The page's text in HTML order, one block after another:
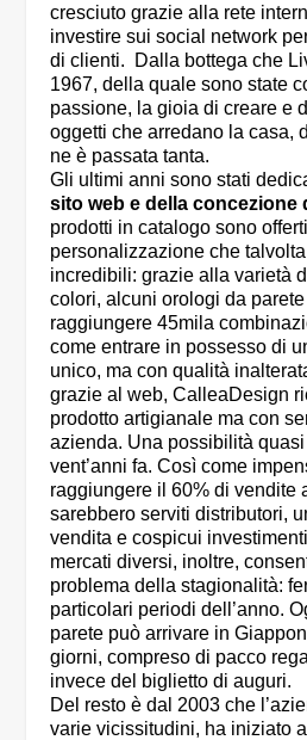
cresciuto grazie alla rete
investire sui social network
di clienti. Dalla bottega che
1967, della quale sono state
passione, la gioia di creare e
oggetti che arredano la casa,
ne è passata tanta.
Gli ultimi anni sono stati
sito web e della concezione
prodotti in catalogo sono
personalizzazione che
incredibili: grazie alla varietà
colori, alcuni orologi da
raggiungere 45mila
come entrare in possesso di
unico, ma con qualità
grazie al web, CalleaDesign
prodotto artigianale ma con
azienda. Una possibilità
vent’anni fa. Così come
raggiungere il 60% di vendite
sarebbero serviti distributori,
vendita e cospicui
mercati diversi, inoltre,
problema della stagionalità:
particolari periodi dell’anno.
parete può arrivare in
giorni, compreso di pacco
invece del biglietto di auguri.
Del resto è dal 2003 che
varie vicissitudini, ha iniziato